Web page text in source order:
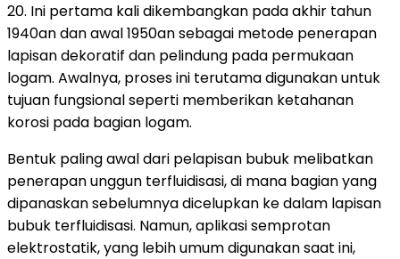
20. Ini pertama kali dikembangkan pada akhir tahun
1940an dan awal 1950an sebagai metode penerapan
lapisan dekoratif dan pelindung pada permukaan
logam. Awalnya, proses ini terutama digunakan untuk
tujuan fungsional seperti memberikan ketahanan
korosi pada bagian logam.
Bentuk paling awal dari pelapisan bubuk melibatkan
penerapan unggun terfluidisasi, di mana bagian yang
dipanaskan sebelumnya dicelupkan ke dalam lapisan
bubuk terfluidisasi. Namun, aplikasi semprotan
elektrostatik, yang lebih umum digunakan saat ini,